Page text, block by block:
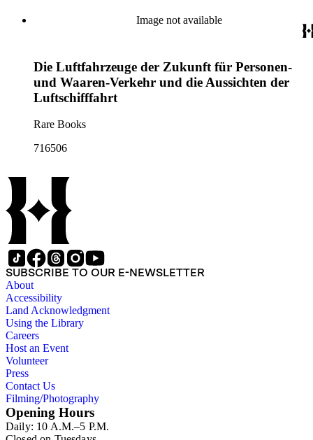
Image not available
Die Luftfahrzeuge der Zukunft für Personen-
und Waaren-Verkehr und die Aussichten der
Luftschifffahrt
Rare Books
716506
SUBSCRIBE TO OUR E-NEWSLETTER
About
Accessibility
Land Acknowledgment
Using the Library
Careers
Host an Event
Volunteer
Press
Contact Us
Filming/Photography
Opening Hours
Daily: 10 A.M.–5 P.M.